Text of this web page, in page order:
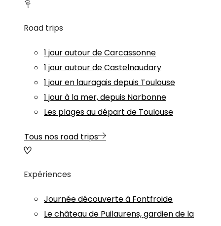
Road trips
1 jour autour de Carcassonne
1 jour autour de Castelnaudary
1 jour en lauragais depuis Toulouse
1 jour à la mer, depuis Narbonne
Les plages au départ de Toulouse
Tous nos road trips
Expériences
Journée découverte à Fontfroide
Le château de Puilaurens, gardien de la